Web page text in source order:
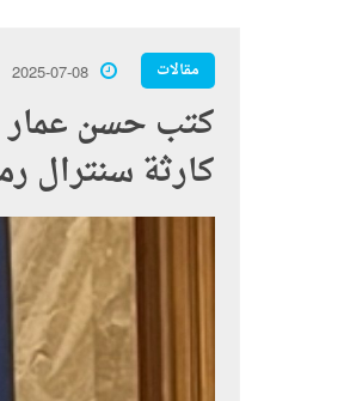
مقالات 2025-07-08
كتب حسن عمار
كارثة سنترال